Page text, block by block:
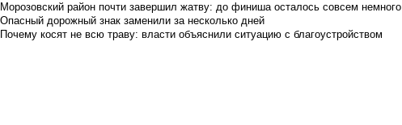
Морозовский район почти завершил жатву: до финиша осталось совсем немного
Опасный дорожный знак заменили за несколько дней
Почему косят не всю траву: власти объяснили ситуацию с благоустройством